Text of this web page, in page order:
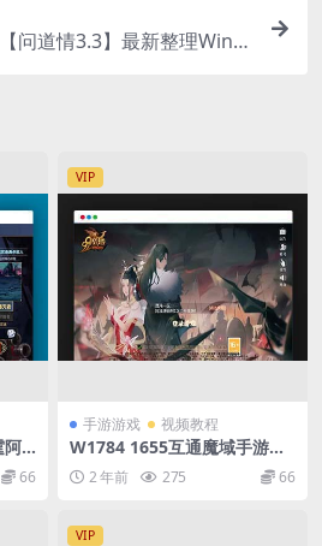
问道情3.3】最新整理Win半
阿
关
频
理
66
VIP
手游游戏 视频教程
W1784 1655互通魔域手游
【紫霞魔域全特效仿官版】最
新整理Win半手工服务端+本
地验证+GM工具+安卓+详细搭
建教程+视频教程
2 年前 275 66
VIP